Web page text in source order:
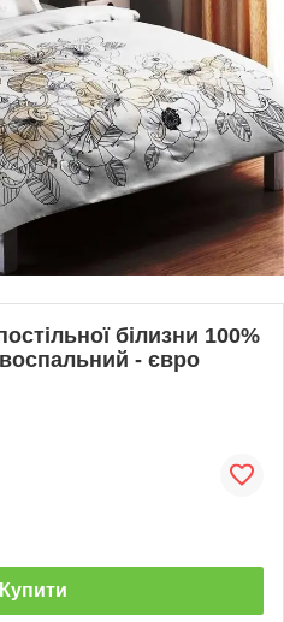
білизни 100%
- євро
Купити